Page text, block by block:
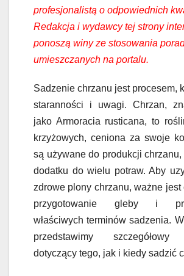
profesjonalistą o odpowiednich
Redakcja i wydawcy tej strony
ponoszą winy ze stosowania
umieszczanych na portalu.
Sadzenie chrzanu jest procesem,
staranności i uwagi. Chrzan,
jako Armoracia rusticana, to
krzyżowych, ceniona za swoje
są używane do produkcji
dodatku do wielu potraw. Aby
zdrowe plony chrzanu, ważne
przygotowanie gleby i
właściwych terminów sadzenia.
przedstawimy szczegółowy
dotyczący tego, jak i kiedy sadzić